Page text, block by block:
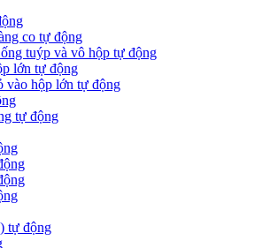
co tự động
tuýp và vô hộp tự động
lớn tự động
vào hộp lớn tự động
tự động
tự động